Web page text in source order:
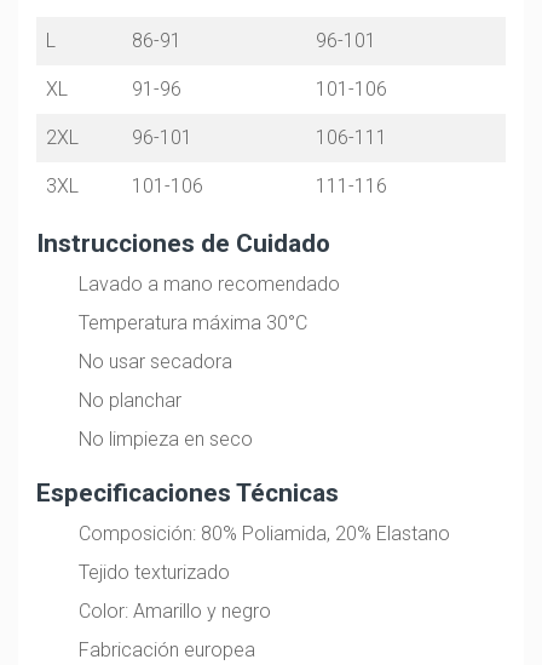
L 86-91 96-101
XL 91-96 101-106
2XL 96-101 106-111
3XL 101-106 111-116
Instrucciones de Cuidado
Lavado a mano recomendado
Temperatura máxima 30°C
No usar secadora
No planchar
No limpieza en seco
Especificaciones Técnicas
Composición: 80% Poliamida, 20% Elastano
Tejido texturizado
Color: Amarillo y negro
Fabricación europea